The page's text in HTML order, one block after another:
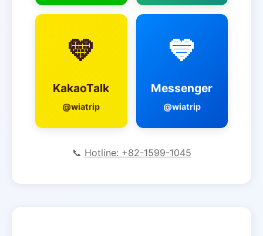
💛
KakaoTalk
@wiatrip
💙
Messenger
@wiatrip
📞 Hotline: +82-1599-1045